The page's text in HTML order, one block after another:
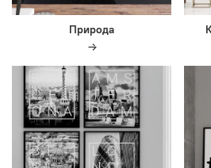
Природа